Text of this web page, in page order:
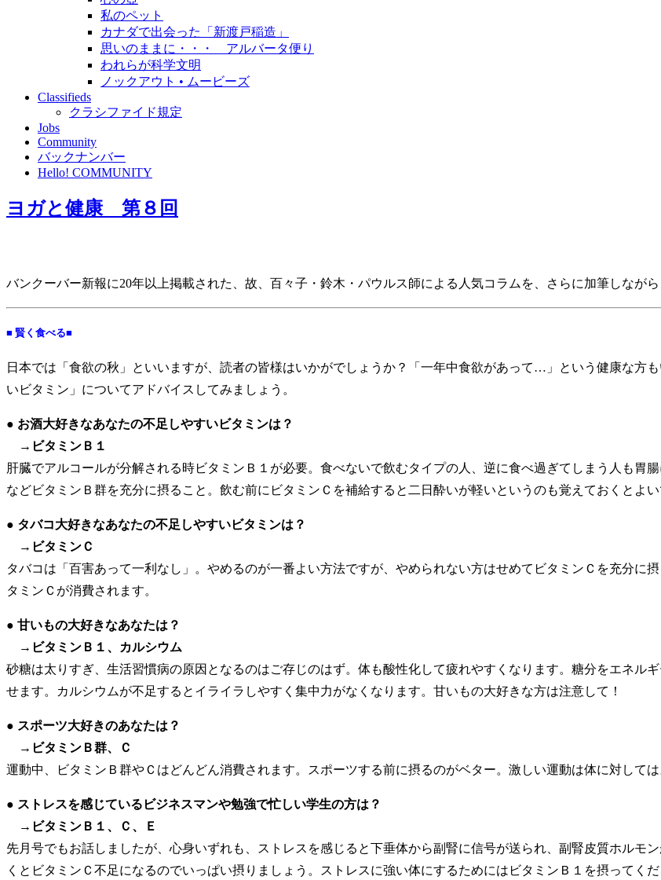
私のペット
カナダで出会った「新渡戸稲造」
思いのままに・・・ アルバータ便り
われらが科学文明
ノックアウト • ムービーズ
Classifieds
クラシファイド規定
Jobs
Community
バックナンバー
Hello! COMMUNITY
ヨガと健康 第８回
バンクーバー新報に20年以上掲載された、故、百々子・鈴木・パウルス師による人気コラムを、さらに加筆しなが
■ 賢く食べる■
日本では「食欲の秋」といいますが、読者の皆様はいかがでしょうか？「一年中食欲があって…」という健康な方
いビタミン」についてアドバイスしてみましょう。
● お酒大好きなあなたの不足しやすいビタミンは？
→ビタミンＢ１
肝臓でアルコールが分解される時ビタミンＢ１が必要。食べないで飲むタイプの人、逆に食べ過ぎてしまう人も胃
などビタミンＢ群を充分に摂ること。飲む前にビタミンＣを補給すると二日酔いが軽いというのも覚えておくとよい
● タバコ大好きなあなたの不足しやすいビタミンは？
→ビタミンＣ
タバコは「百害あって一利なし」。やめるのが一番よい方法ですが、やめられない方はせめてビタミンＣを充分に
タミンＣが消費されます。
● 甘いもの大好きなあなたは？
→ビタミンＢ１、カルシウム
砂糖は太りすぎ、生活習慣病の原因となるのはご存じのはず。体も酸性化して疲れやすくなります。糖分をエネル
せます。カルシウムが不足するとイライラしやすく集中力がなくなります。甘いもの大好きな方は注意して！
● スポーツ大好きのあなたは？
→ビタミンＢ群、Ｃ
運動中、ビタミンＢ群やＣはどんどん消費されます。スポーツする前に摂るのがベター。激しい運動は体に対して
● ストレスを感じているビジネスマンや勉強で忙しい学生の方は？
→ビタミンＢ１、Ｃ、Ｅ
先月号でもお話しましたが、心身いずれも、ストレスを感じると下垂体から副腎に信号が送られ、副腎皮質ホル
くとビタミンＣ不足になるのでいっぱい摂りましょう。ストレスに強い体にするためにはビタミンＢ１を摂ってくだ